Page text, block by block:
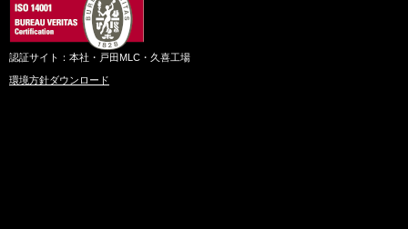
認証サイト：本社・戸田MLC・久喜工場
環境方針ダウンロード